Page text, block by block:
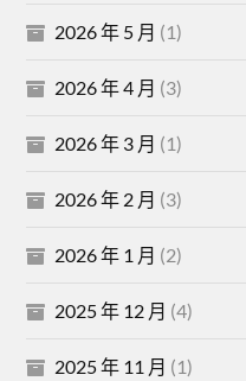
2026 年 5 月 (1)
2026 年 4 月 (3)
2026 年 3 月 (1)
2026 年 2 月 (3)
2026 年 1 月 (2)
2025 年 12 月 (4)
2025 年 11 月 (1)